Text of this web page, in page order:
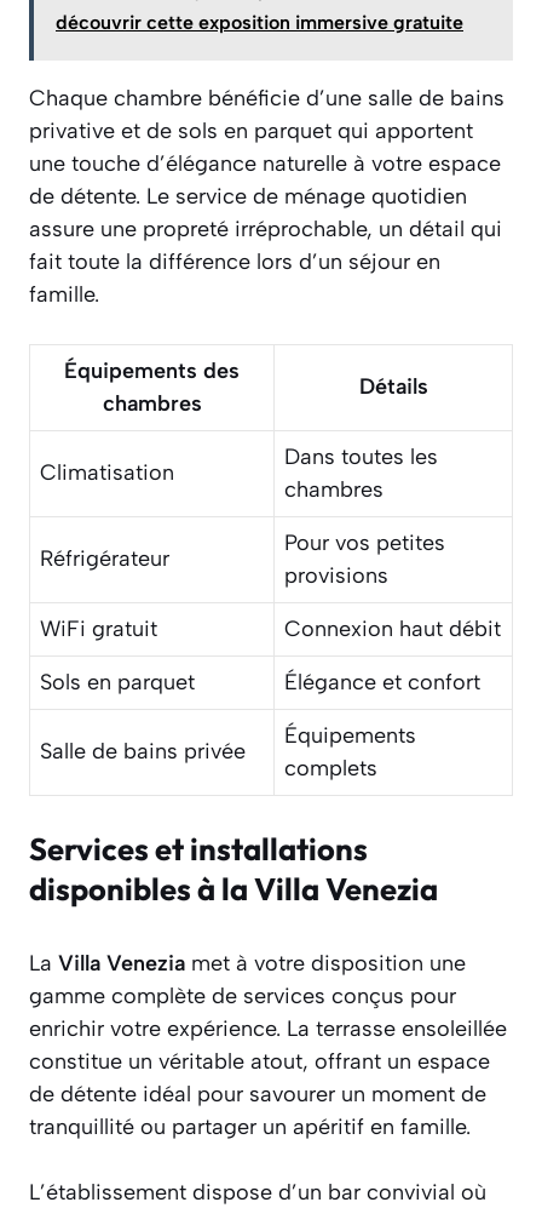
découvrir cette exposition immersive gratuite
Chaque chambre bénéficie d’une salle de bains
privative et de sols en parquet qui apportent
une touche d’élégance naturelle à votre espace
de détente. Le service de ménage quotidien
assure une propreté irréprochable, un détail qui
fait toute la différence lors d’un séjour en
famille.
Équipements des
chambres
Détails
Climatisation
Dans toutes les
chambres
Réfrigérateur
Pour vos petites
provisions
WiFi gratuit
Connexion haut débit
Sols en parquet
Élégance et confort
Salle de bains privée
Équipements
complets
Services et installations
disponibles à la Villa Venezia
La Villa Venezia met à votre disposition une
gamme complète de services conçus pour
enrichir votre expérience. La terrasse ensoleillée
constitue un véritable atout, offrant un espace
de détente idéal pour savourer un moment de
tranquillité ou partager un apéritif en famille.
L’établissement dispose d’un bar convivial où